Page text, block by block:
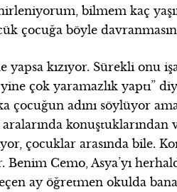
bilmem kaç
çocuğa böyle
yapsa kızıyor. Sürekli onu
çok yaramazlık yaptı”
çocuğun adını söylüyor
çocuklar arasında bile.
Benim Cemo, Asya’yı
ay öğretmen okulda